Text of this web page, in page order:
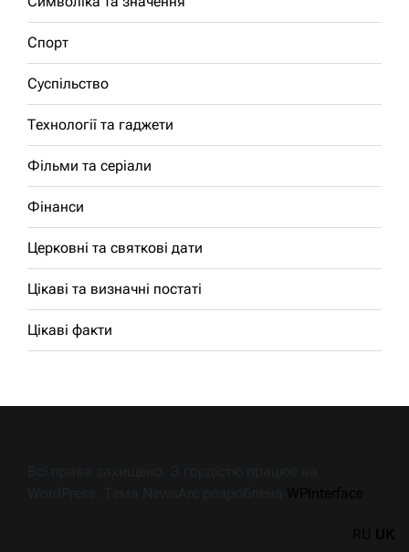
Спорт
Суспільство
Технології та гаджети
Фільми та серіали
Фінанси
Церковні та святкові дати
Цікаві та визначні постаті
Цікаві факти